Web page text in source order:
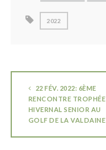
2022
22 FÉV. 2022: 6ÈME
RENCONTRE TROPHÉE
HIVERNAL SENIOR AU
GOLF DE LA VALDAINE